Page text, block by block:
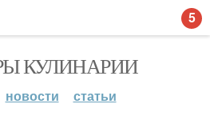
КУЛИНАРИИ
новости статьи
5